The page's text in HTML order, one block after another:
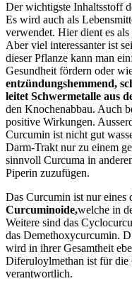
Der wichtigste Inhaltsstoff
Es wird auch als
verwendet. Hier dient es
Aber viel interessanter ist
dieser Pflanze kann man
Gesundheit fördern oder
entzündungshemmend,
leitet Schwermetalle aus
den Knochenabbau. Auch
positive Wirkungen.
Curcumin ist nicht gut
Darm-Trakt nur zu einem
sinnvoll Curcuma in
Piperin zuzufügen.
Das Curcumin ist nur eines
Curcuminoide,welche in
Weitere sind das
das Demethoxycurcumin.
wird in ihrer Gesamtheit
Diferuloylmethan ist für
verantwortlich.